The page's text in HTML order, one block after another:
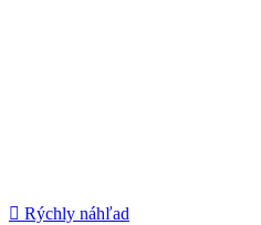
 Rýchly náhľad